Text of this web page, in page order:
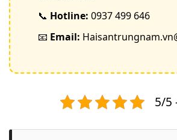
📞 Hotline: 0937 499 646
📧 Email:
5/5